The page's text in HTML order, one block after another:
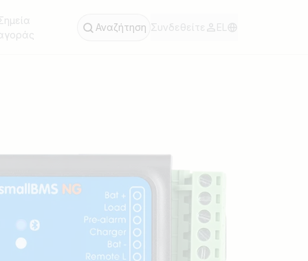
Αναζήτηση Συνδεθείτε EL